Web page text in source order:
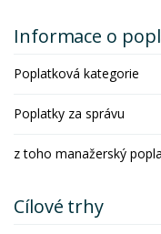
Informace o
Poplatková kategorie
Poplatky za správu
z toho manažerský
Cílové trhy